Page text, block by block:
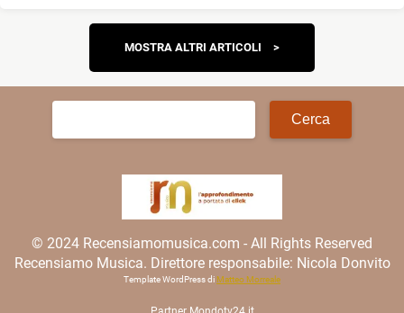
Navigazione
articoli
MOSTRA ALTRI ARTICOLI
Ricerca
© 2024 Recensiamomusica.com - All Rights Reserved
Recensiamo Musica. Direttore responsabile: Nicola Donvito
Template WordPress di Matteo Morreale